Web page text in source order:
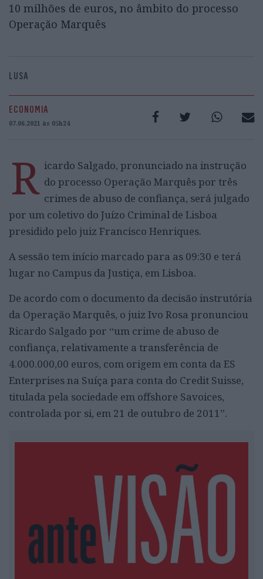
10 milhões de euros, no âmbito do processo
Operação Marquês
LUSA
ECONOMIA
07.06.2021 às 05h24
R icardo Salgado, pronunciado na instrução
do processo Operação Marquês por três
crimes de abuso de confiança, será julgado
por um coletivo do Juízo Criminal de Lisboa
presidido pelo juiz Francisco Henriques.
A sessão tem início marcado para as 09:30 e terá
lugar no Campus da Justiça, em Lisboa.
De acordo com o documento da decisão instrutória
da Operação Marquês, o juiz Ivo Rosa pronunciou
Ricardo Salgado por “um crime de abuso de
confiança, relativamente a transferência de
4.000.000,00 euros, com origem em conta da ES
Enterprises na Suíça para conta do Credit Suisse,
titulada pela sociedade em offshore Savoices,
controlada por si, em 21 de outubro de 2011”.